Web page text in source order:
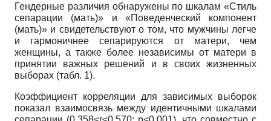
Гендерные различия обнаружены по шкалам «Стиль
сепарации (мать)» и «Поведенческий компонент
(мать)» и свидетельствуют о том, что мужчины легче
и гармоничнее сепарируются от матери, чем
женщины, а также более независимы от матери в
принятии важных решений и в своих жизненных
выборах (табл. 1).
Коэффициент корреляции для зависимых выборок
показал взаимосвязь между идентичными шкалами